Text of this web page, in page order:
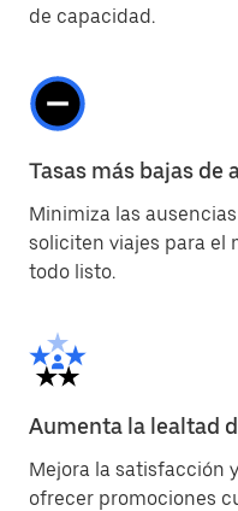
de capacidad.
Tasas más bajas de
Minimiza las
soliciten viajes para el
todo listo.
Aumenta la lealtad
Mejora la satisfacción
ofrecer promociones